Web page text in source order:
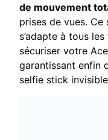
de mouvement
prises de vues.
s’adapte à tous
sécuriser votre
garantissant enfin
selfie stick